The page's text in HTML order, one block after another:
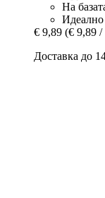
На
Идеално
€ 9,89 (€ 9,89 /
Доставка до